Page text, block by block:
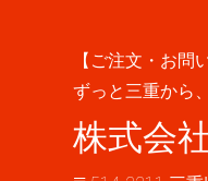
【ご注文・お問
ずっと三重から
株式会